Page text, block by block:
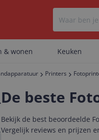
& wonen Keuken
Printers
De beste
Bekijk de best beoordeelde
Vergelijk reviews en prijzen